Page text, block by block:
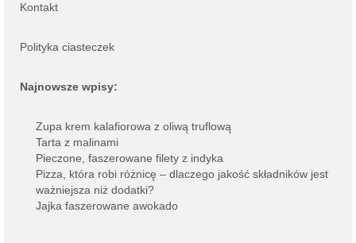
Kontakt
Polityka ciasteczek
Najnowsze wpisy:
Zupa krem kalafiorowa z oliwą truflową
Tarta z malinami
Pieczone, faszerowane filety z indyka
Pizza, która robi różnicę – dlaczego jakość składników jest
ważniejsza niż dodatki?
Jajka faszerowane awokado